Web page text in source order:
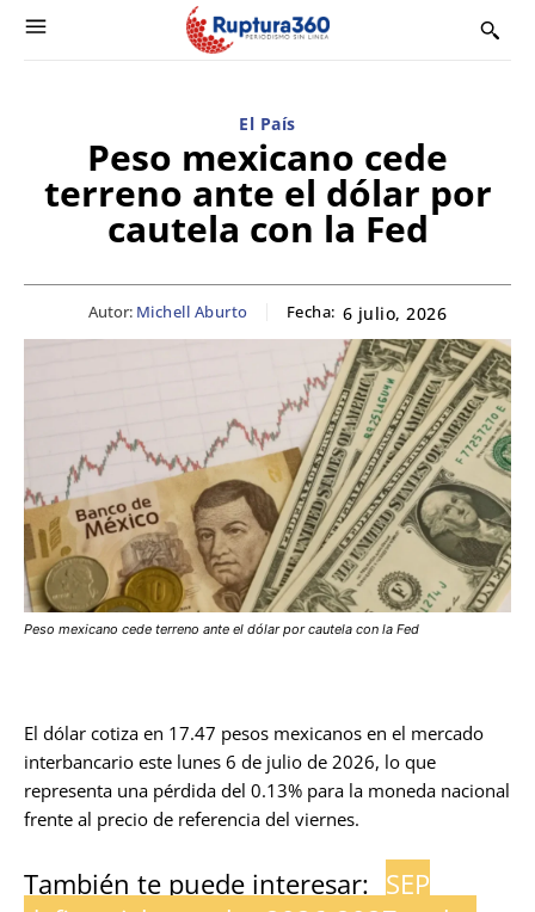
El País
Peso mexicano cede
terreno ante el dólar por
cautela con la Fed
Autor: Michell Aburto Fecha: 6 julio, 2026
Peso mexicano cede terreno ante el dólar por cautela con la Fed
El dólar cotiza en 17.47 pesos mexicanos en el mercado
interbancario este lunes 6 de julio de 2026, lo que
representa una pérdida del 0.13% para la moneda nacional
frente al precio de referencia del viernes.
También te puede interesar: SEP